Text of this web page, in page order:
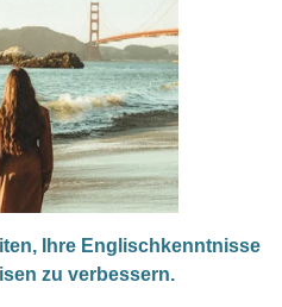
Ihre Englischkenntnisse
zu verbessern.